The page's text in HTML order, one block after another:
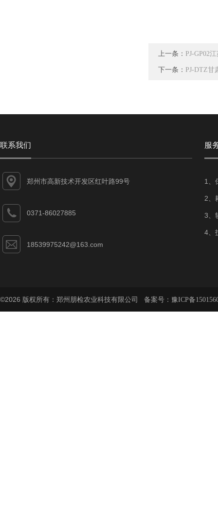
上一条： PJ-GP02
下一条： PJ-DTZ甘
联系我们
郑州市高新技术开发区红叶路99号
0371-86027885
18539975242@163.com
服
1、
2、
3、
4、
©2026 版权所有：郑州朋检农业科技有限公司 备案号： 豫ICP备